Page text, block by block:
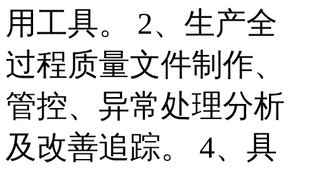
用工具。 2、生产全
过程质量文件制作、
管控、异常处理分析
及改善追踪。 4、具